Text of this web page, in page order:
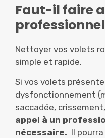
Faut-il faire
Nettoyer vos volets
simple et rapide.
Si vos volets
dysfonctionnement
saccadée,
appel à un
nécessaire. Il